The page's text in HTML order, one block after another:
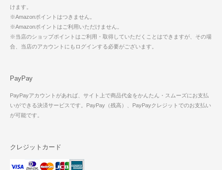
けます。
※Amazonポイントはつきません。
※Amazonポイントはご利用いただけません。
※当店のショップポイントはご利用・取得していただくことはできますが、その場
合、当店のアカウントにもログインする必要がございます。
PayPay
PayPayアカウントがあれば、サイト上で商品代金をかんたん・スムーズにお支払
いができる決済サービスです。PayPay（残高）、PayPayクレジットでのお支払い
が可能です。
クレジットカード